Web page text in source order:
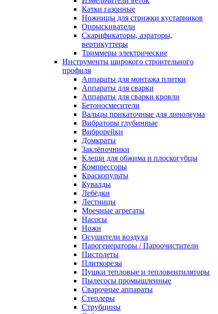
Катки газонные
Ножницы для стрижки кустарников
Опрыскиватели
Скарификаторы, аэраторы,
вертикуттеры
Триммеры электрические
Инструменты широкого строительного
профиля
Аппараты для монтажа плитки
Аппараты для сварки
Аппараты для сварки кровли
Бетоносмесители
Вальцы прикаточные для линолеума
Вибраторы глубинные
Виброрейки
Домкраты
Заклёпочники
Клещи для обжима и плоскогубцы
Компрессоры
Краскопульты
Кувалды
Лебёдки
Лестницы
Моечные агрегаты
Насосы
Ножи
Осушители воздуха
Парогенераторы / Пароочистители
Пистолеты
Плиткорезы
Пушки тепловые и тепловентиляторы
Пылесосы промышленные
Сварочные аппараты
Степлеры
Струбцины